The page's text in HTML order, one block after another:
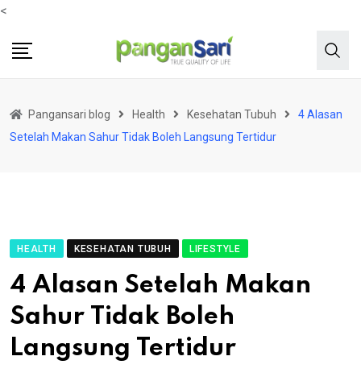
<
Pangansari blog Health Kesehatan Tubuh
4 Alasan
Setelah Makan Sahur Tidak Boleh Langsung Tertidur
HEALTH KESEHATAN TUBUH LIFESTYLE
4 Alasan Setelah Makan
Sahur Tidak Boleh
Langsung Tertidur